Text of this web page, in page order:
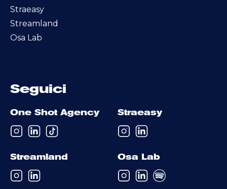
Straeasy
Streamland
Osa Lab
Seguici
One Shot Agency Straeasy
Streamland Osa Lab